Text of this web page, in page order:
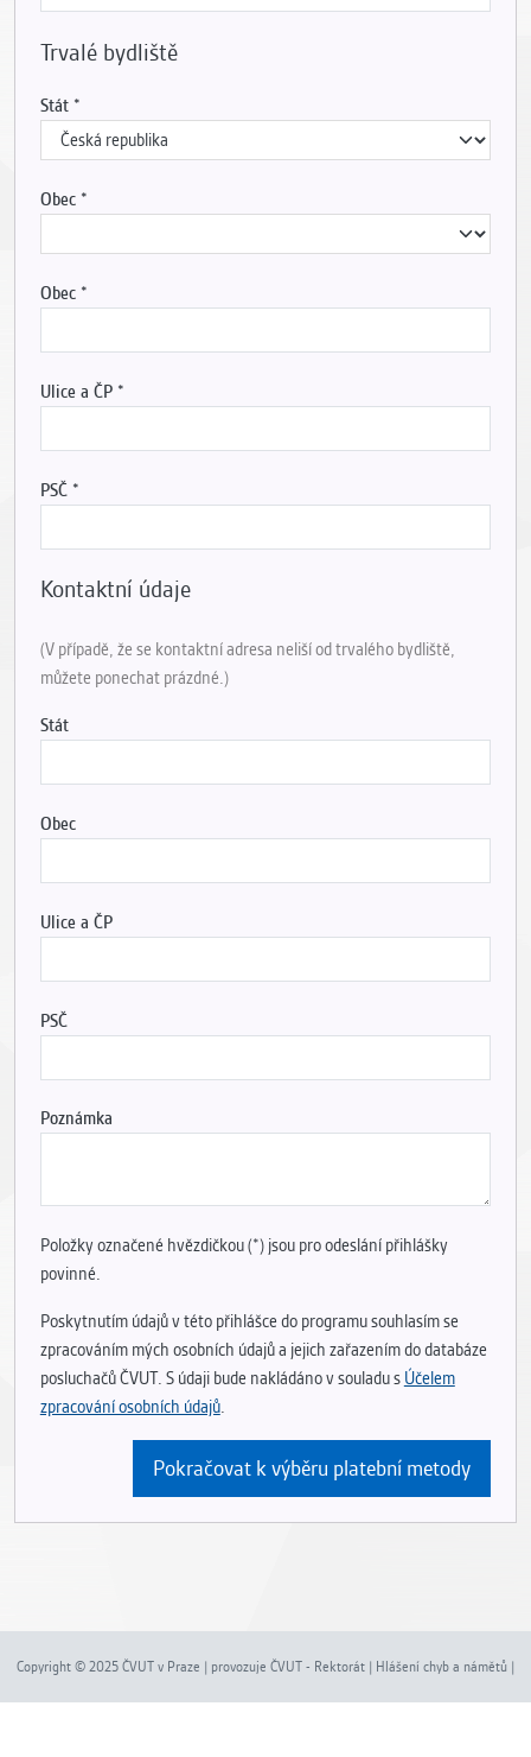
Trvalé bydliště
Stát
Obec
Obec
Ulice a ČP
PSČ
Kontaktní údaje
(V případě, že se kontaktní adresa neliší od trvalého bydliště,
můžete ponechat prázdné.)
Stát
Obec
Ulice a ČP
PSČ
Poznámka
Položky označené hvězdičkou (*) jsou pro odeslání přihlášky
povinné.
Poskytnutím údajů v této přihlášce do programu souhlasím se
zpracováním mých osobních údajů a jejich zařazením do databáze
posluchačů ČVUT. S údaji bude nakládáno v souladu s Účelem
zpracování osobních údajů.
Copyright © 2025 ČVUT v Praze | provozuje ČVUT - Rektorát | Hlášení chyb a námětů |